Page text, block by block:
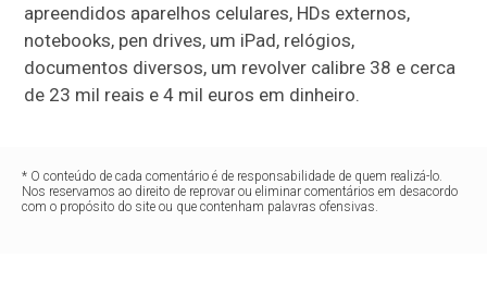
apreendidos aparelhos celulares, HDs externos,
notebooks, pen drives, um iPad, relógios,
documentos diversos, um revolver calibre 38 e cerca
de 23 mil reais e 4 mil euros em dinheiro.
* O conteúdo de cada comentário é de responsabilidade de quem realizá-lo.
Nos reservamos ao direito de reprovar ou eliminar comentários em desacordo
com o propósito do site ou que contenham palavras ofensivas.